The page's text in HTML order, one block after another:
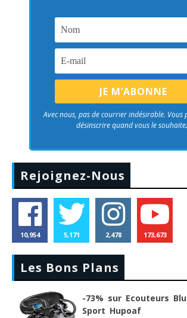
Avec nous, pas de courrier indésirable. Vous
désinscrire quand vous le
Rejoignez-Nous
10,954 5,171 2,478 173,673
Les Bons Plans
-73% sur Ecouteurs
Sport Hupoaf